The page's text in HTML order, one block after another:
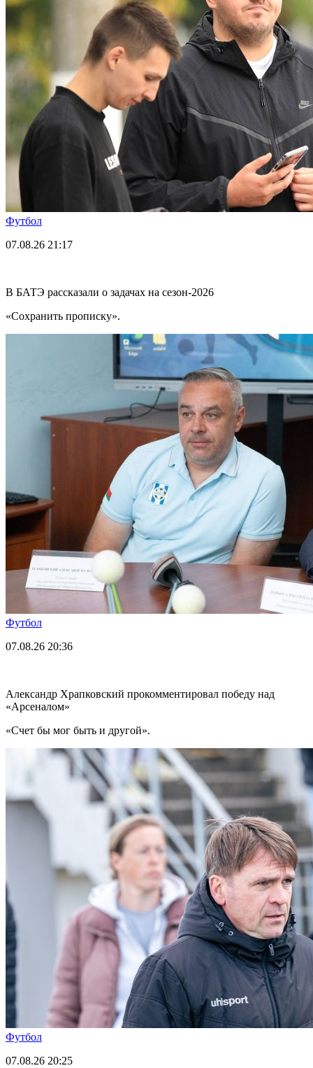
Футбол
07.08.26 21:17
В БАТЭ рассказали о задачах на сезон-2026
«Сохранить прописку».
Футбол
07.08.26 20:36
Александр Храпковский прокомментировал победу над
«Арсеналом»
«Счет бы мог быть и другой».
Футбол
07.08.26 20:25